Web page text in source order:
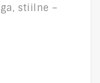
stiilne –